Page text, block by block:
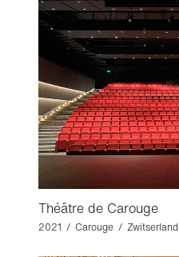
Théâtre de Carouge
2021 / Carouge / Zwitserland